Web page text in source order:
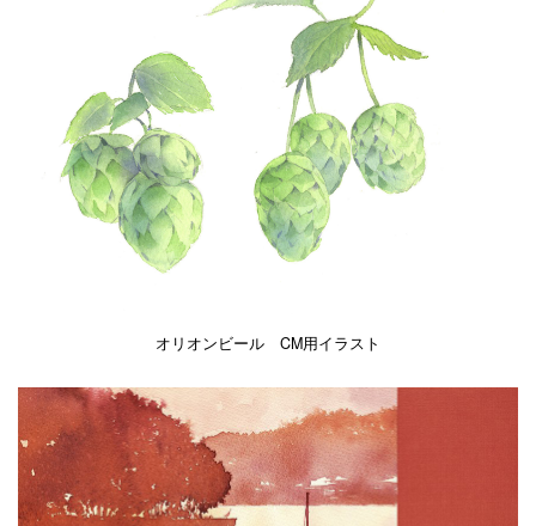
オリオンビール CM用イラスト